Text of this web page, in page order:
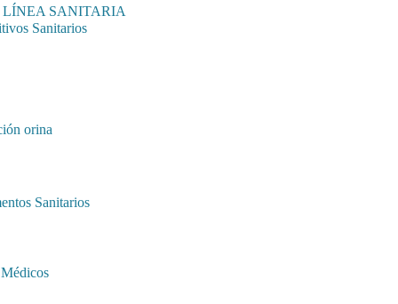
LÍNEA SANITARIA
Sanitarios
orina
Sanitarios